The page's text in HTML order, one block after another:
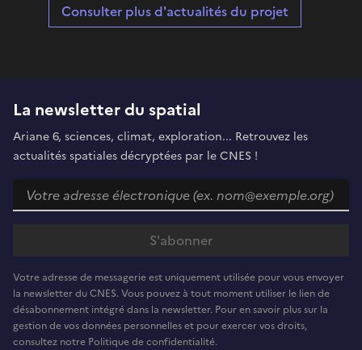
Consulter plus d'actualités du projet
La newsletter du spatial
Ariane 6, sciences, climat, exploration... Retrouvez les
actualités spatiales décryptées par le CNES !
Votre adresse de messagerie est uniquement utilisée pour vous envoyer
la newsletter du CNES. Vous pouvez à tout moment utiliser le lien de
désabonnement intégré dans la newsletter. Pour en savoir plus sur la
gestion de vos données personnelles et pour exercer vos droits,
consultez notre Politique de confidentialité.